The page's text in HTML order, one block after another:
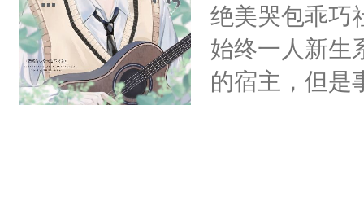
堂魔尊……行
位，当日就抢
神偏执：不许
的恶事他都对
一个权力滔天
右男主又报复
绝美哭包乖巧
始终一人新生
的宿主，但